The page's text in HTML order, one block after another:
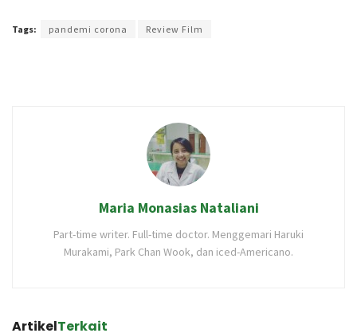
Tags: pandemi corona Review Film
Maria Monasias Nataliani
Part-time writer. Full-time doctor. Menggemari Haruki
Murakami, Park Chan Wook, dan iced-Americano.
ArtikelTerkait